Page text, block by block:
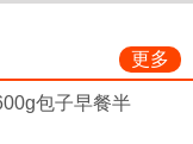
更多
包子早餐半